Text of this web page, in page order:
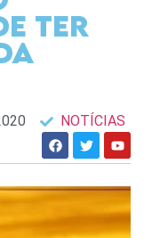
ter
NOTÍCIAS